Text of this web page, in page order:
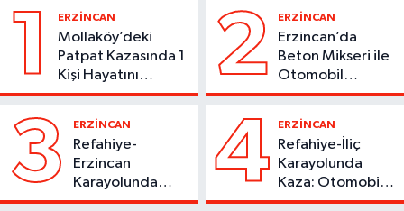
1 ERZİNCAN
Mollaköy’deki
Patpat Kazasında 1
Kişi Hayatını
Kaybetti
2 ERZİNCAN
Erzincan’da
Beton Mikseri ile
Otomobil
Çarpıştı
3 ERZİNCAN
Refahiye-
Erzincan
Karayolunda
Kaza: Otomobil
4 ERZİNCAN
Refahiye-İliç
Karayolunda
Kaza: Otomobil
Yoldan Çıktı, 6